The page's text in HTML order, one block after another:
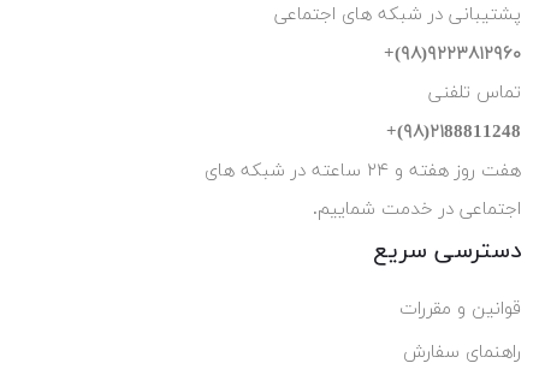
پشتیبانی در شبکه های اجتماعی
۹۲۲۳۸۱۲۹۶۰(۹۸)+
تماس تلفنی
۲۱88811248(۹۸)+
هفت روز هفته و ۲۴ ساعته در شبکه های
اجتماعی در خدمت شماییم.
دسترسی سریع
قوانین و مقررات
راهنمای سفارش